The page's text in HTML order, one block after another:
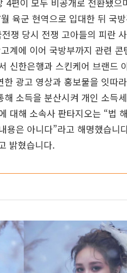
육군 현역으로 입대한 뒤 국
쟁 당시 전쟁 고아들의 피란
계에 이어 국방부까지 관련
신한은행과 스킨케어 브랜드
광고 영상과 홍보물을 잇따
소득을 분산시켜 개인 소득
대해 소속사 판타지오는 “법
용은 아니다”라고 해명했습니
밝혔습니다.